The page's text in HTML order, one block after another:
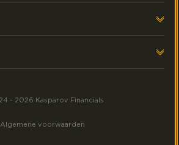
- 2026 Kasparov Financials
Algemene voorwaarden